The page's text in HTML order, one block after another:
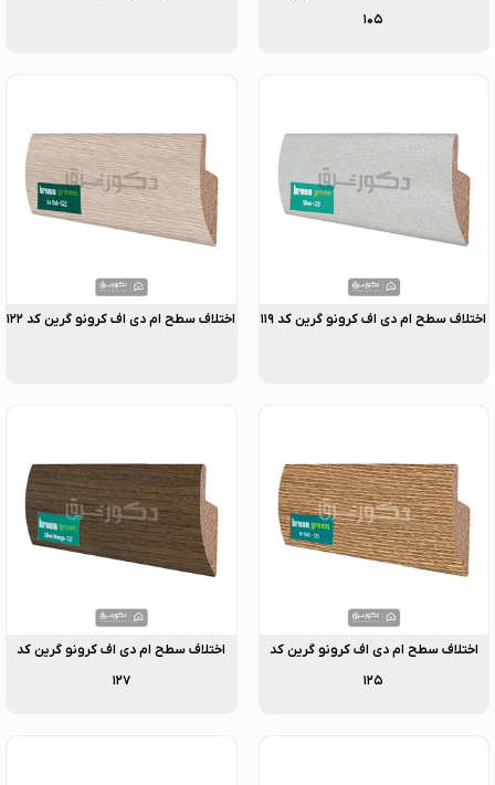
۱۰۵
اختلاف سطح ام دی اف کرونو گرین کد ۱۱۹ اختلاف سطح ام دی اف کرونو گرین کد ۱۲۲
اختلاف سطح ام دی اف کرونو گرین کد
۱۲۵
اختلاف سطح ام دی اف کرونو گرین کد
۱۲۷